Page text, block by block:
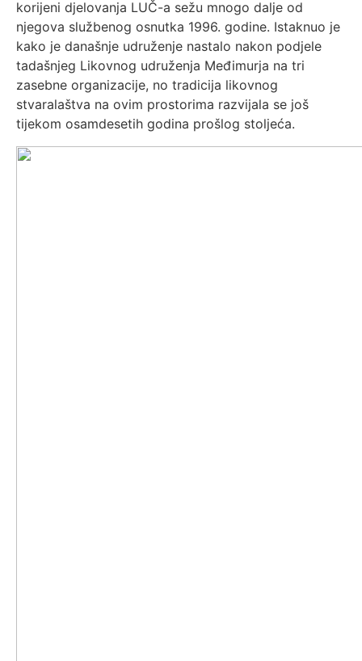
korijeni djelovanja LUČ-a sežu mnogo dalje od
njegova službenog osnutka 1996. godine. Istaknuo je
kako je današnje udruženje nastalo nakon podjele
tadašnjeg Likovnog udruženja Međimurja na tri
zasebne organizacije, no tradicija likovnog
stvaralaštva na ovim prostorima razvijala se još
tijekom osamdesetih godina prošlog stoljeća.